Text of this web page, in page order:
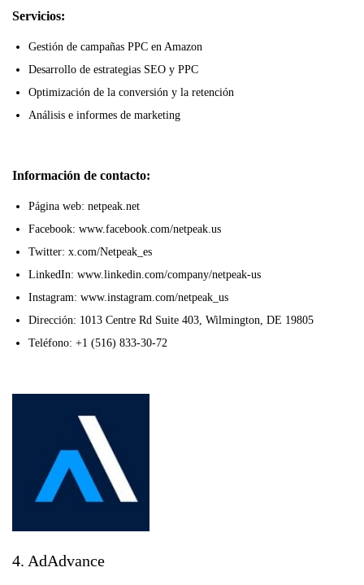
Servicios:
Gestión de campañas PPC en Amazon
Desarrollo de estrategias SEO y PPC
Optimización de la conversión y la retención
Análisis e informes de marketing
Información de contacto:
Página web: netpeak.net
Facebook: www.facebook.com/netpeak.us
Twitter: x.com/Netpeak_es
LinkedIn: www.linkedin.com/company/netpeak-us
Instagram: www.instagram.com/netpeak_us
Dirección: 1013 Centre Rd Suite 403, Wilmington, DE 19805
Teléfono: +1 (516) 833-30-72
4. AdAdvance